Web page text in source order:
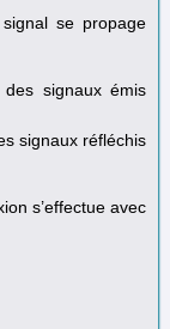
se propage
signaux émis
signaux réfléchis
s’effectue avec